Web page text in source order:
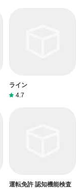
ライン
4.7
運転免許 認知機能検査